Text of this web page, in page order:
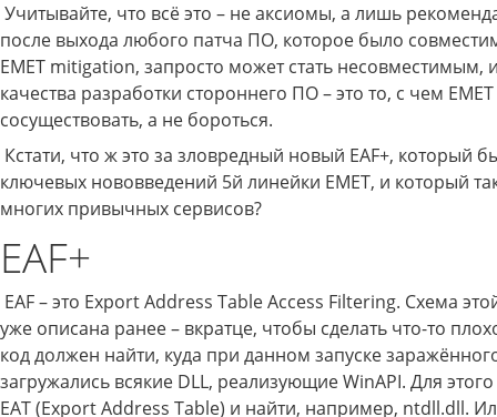
Учитывайте, что всё это – не аксиомы, а лишь
после выхода любого патча ПО, которое было
EMET mitigation, запросто может стать несовместимым,
качества разработки стороннего ПО – это то, с чем
сосуществовать, а не бороться.
Кстати, что ж это за зловредный новый EAF+, который
ключевых нововведений 5й линейки EMET, и который
многих привычных сервисов?
EAF+
EAF – это Export Address Table Access Filtering. Схема
уже описана ранее – вкратце, чтобы сделать что-то
код должен найти, куда при данном запуске
загружались всякие DLL, реализующие WinAPI. Для
EAT (Export Address Table) и найти, например, ntdll.dll.